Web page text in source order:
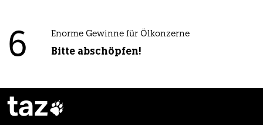
6 Enorme Gewinne für Ölkonzerne
Bitte abschöpfen!
taz